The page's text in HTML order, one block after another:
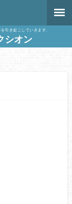
引き起こしていきます.
シオン